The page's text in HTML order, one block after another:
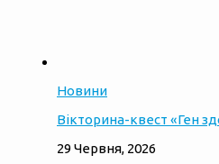
Новини
Вікторина-квест «Ген
29 Червня, 2026